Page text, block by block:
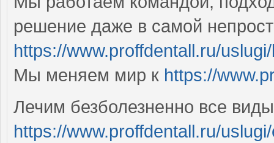
решение даже в самой
https://www.proffdentall.ru/
Мы меняем мир к https://
Лечим безболезненно все
https://www.proffdentall.ru/